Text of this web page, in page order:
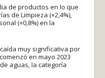
de productos en lo que
de Limpieza (+2,4%),
(+0,8%) en la
muy significativa por
en mayo 2023
aguas, la categoría